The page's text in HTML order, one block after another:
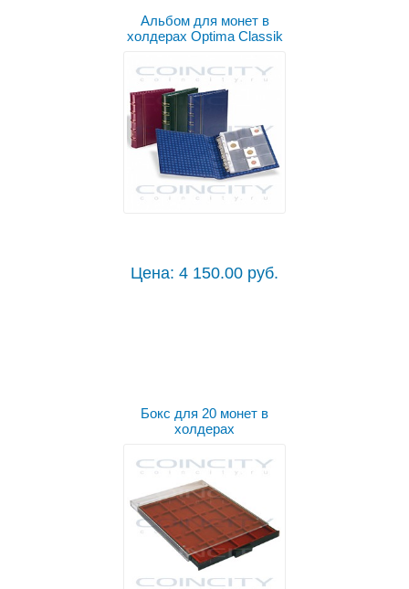
Альбом для монет в
холдерах Optima Classik
Цена: 4 150.00 руб.
Бокс для 20 монет в
холдерах